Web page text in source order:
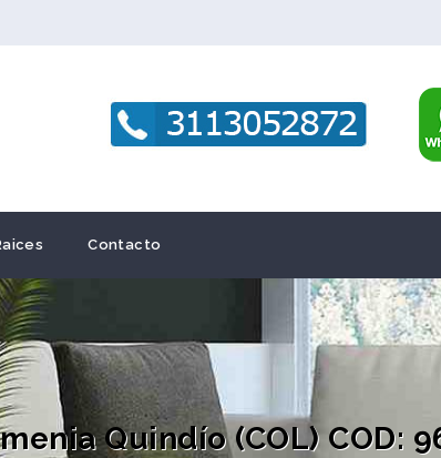
Contacto
Quindío (COL) COD: